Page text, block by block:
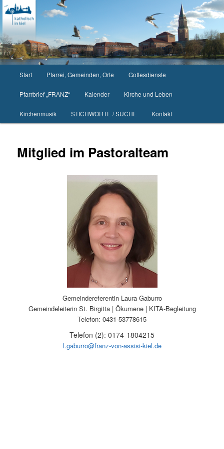
Zum
primären
Inhalt
springen
Start Pfarrei, Gemeinden, Orte Gottesdienste
Pfarrbrief „FRANZ“ Kalender Kirche und Leben
Kirchenmusik STICHWORTE / SUCHE Kontakt
Mitglied im Pastoralteam
Gemeindereferentin Laura Gaburro
Gemeindeleiterin St. Birgitta | Ökumene | KITA-Begleitung
Telefon: 0431-53778615
Telefon (2): 0174-1804215
l.gaburro@franz-von-assisi-kiel.de